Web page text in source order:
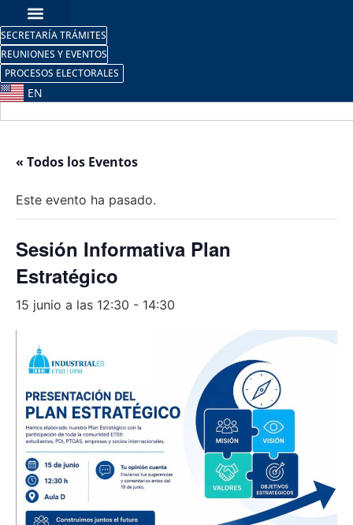
SECRETARÍA TRÁMITES
REUNIONES Y EVENTOS
PROCESOS ELECTORALES
EN
« Todos los Eventos
Este evento ha pasado.
Sesión Informativa Plan
Estratégico
15 junio a las 12:30 - 14:30